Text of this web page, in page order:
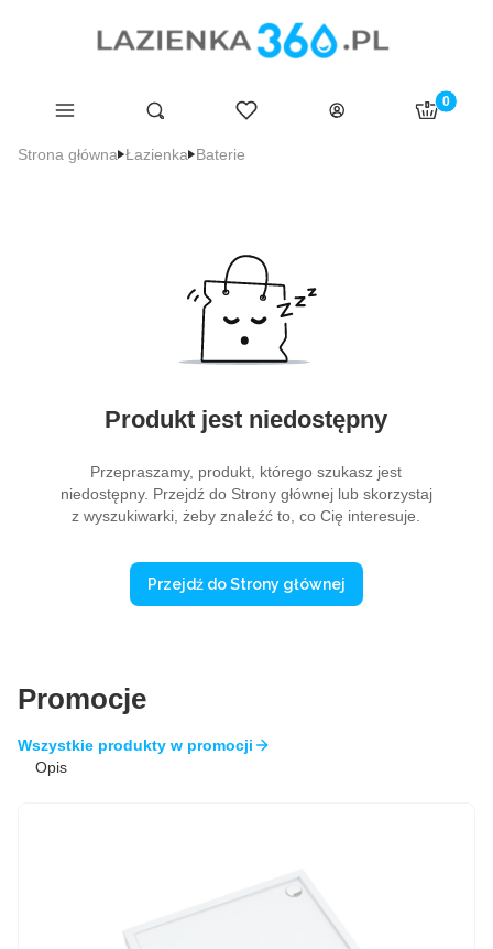
Menu Otwórz wyszukiwarkę
Szukaj Ulubione
Zaloguj się
Produkty
Koszyk
Strona główna Łazienka Baterie
Produkt jest niedostępny
Przepraszamy, produkt, którego szukasz jest
niedostępny. Przejdź do Strony głównej lub skorzystaj
z wyszukiwarki, żeby znaleźć to, co Cię interesuje.
Przejdź do Strony głównej
Promocje
Wszystkie produkty w promocji
Opis